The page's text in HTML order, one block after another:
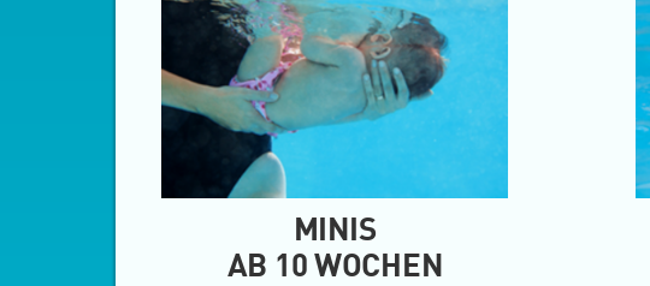
MINIS
AB 10 WOCHEN